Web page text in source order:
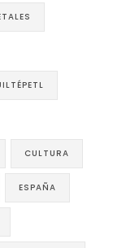
CULTURA
ESPAÑA